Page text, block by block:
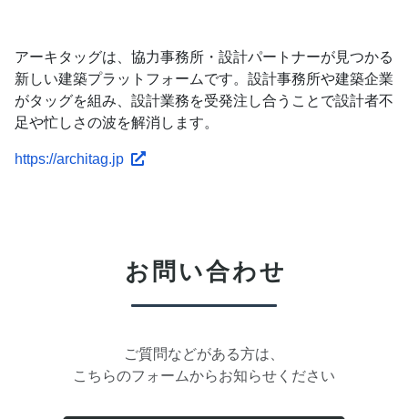
アーキタッグは、協力事務所・設計パートナーが見つかる
新しい建築プラットフォームです。設計事務所や建築企業
がタッグを組み、設計業務を受発注し合うことで設計者不
足や忙しさの波を解消します。
https://architag.jp
お問い合わせ
ご質問などがある方は、
こちらのフォームからお知らせください